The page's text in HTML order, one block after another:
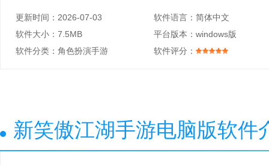
更新时间： 2026-07-03 软件语言：简体中文
软件大小： 7.5MB 平台版本：windows版
软件分类： 角色扮演手游 软件评分：
新笑傲江湖手游电脑版软件